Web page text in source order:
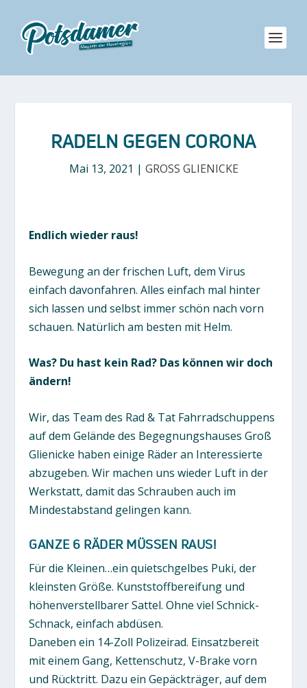
RADELN GEGEN CORONA
Mai 13, 2021 | GROSS GLIENICKE
Endlich wieder raus!
Bewegung an der frischen Luft, dem Virus
einfach davonfahren. Alles einfach mal hinter
sich lassen und selbst immer schön nach vorn
schauen. Natürlich am besten mit Helm.
Was? Du hast kein Rad? Das können wir doch
ändern!
Wir, das Team des Rad & Tat Fahrradschuppens
auf dem Gelände des Begegnungshauses Groß
Glienicke haben einige Räder an Interessierte
abzugeben. Wir machen uns wieder Luft in der
Werkstatt, damit das Schrauben auch im
Mindestabstand gelingen kann.
GANZE 6 RÄDER MÜSSEN RAUS!
Für die Kleinen…ein quietschgelbes Puki, der
kleinsten Größe. Kunststoffbereifung und
höhenverstellbarer Sattel. Ohne viel Schnick-
Schnack, einfach abdüsen.
Daneben ein 14-Zoll Polizeirad. Einsatzbereit
mit einem Gang, Kettenschutz, V-Brake vorn
und Rücktritt. Dazu ein Gepäckträger, auf dem